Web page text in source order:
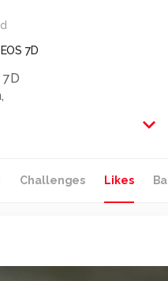
7D
7D
extender 1/4 en een
Challenges Likes